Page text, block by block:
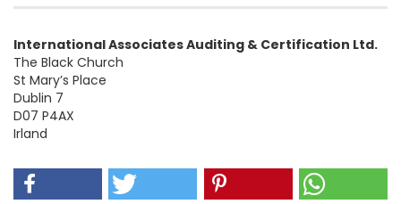
International Associates Auditing & Certification Ltd.
The Black Church
St Mary’s Place
Dublin 7
D07 P4AX
Irland